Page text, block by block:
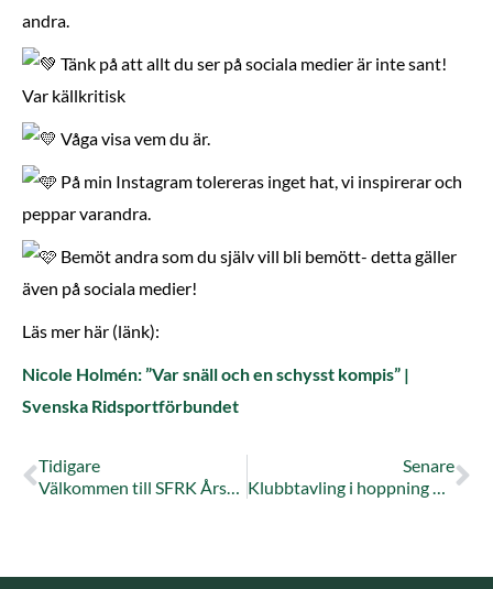
andra.
Tänk på att allt du ser på sociala medier är inte sant!
Var källkritisk
Våga visa vem du är.
På min Instagram tolereras inget hat, vi inspirerar och
peppar varandra.
Bemöt andra som du själv vill bli bemött- detta gäller
även på sociala medier!
Läs mer här (länk):
Nicole Holmén: ”Var snäll och en schysst kompis” |
Svenska Ridsportförbundet
Tidigare
Välkommen till SFRK Årsmöte den 16 februari!
Senare
Klubbtavling i hoppning 27 april installd